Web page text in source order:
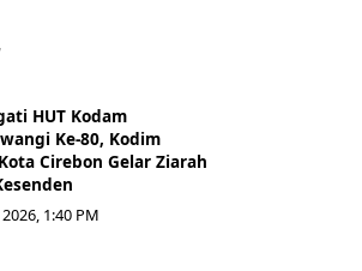
HUT Kodam
Ke-80, Kodim
Cirebon Gelar Ziarah
1:40 PM